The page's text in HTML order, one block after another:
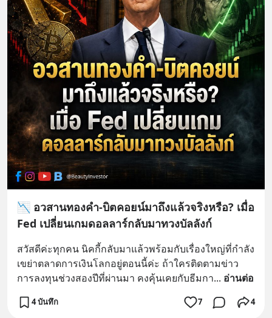
📉 อวสานทองคำ-บิตคอยน์มาถึงแล้วจริงหรือ? เมื่อ
Fed เปลี่ยนเกมดอลลาร์กลับมาทวงบัลลังก์
สวัสดีค่ะทุกคน นิคกี้กลับมาแล้วพร้อมกับเรื่องใหญ่ที่กำลัง
เขย่าตลาดการเงินโลกอยู่ตอนนี้ค่ะ ถ้าใครติดตามข่าว
การลงทุนช่วงสองปีที่ผ่านมา คงคุ้นเคยกับธีมกา... อ่านต่อ
4 บันทึก 7 4